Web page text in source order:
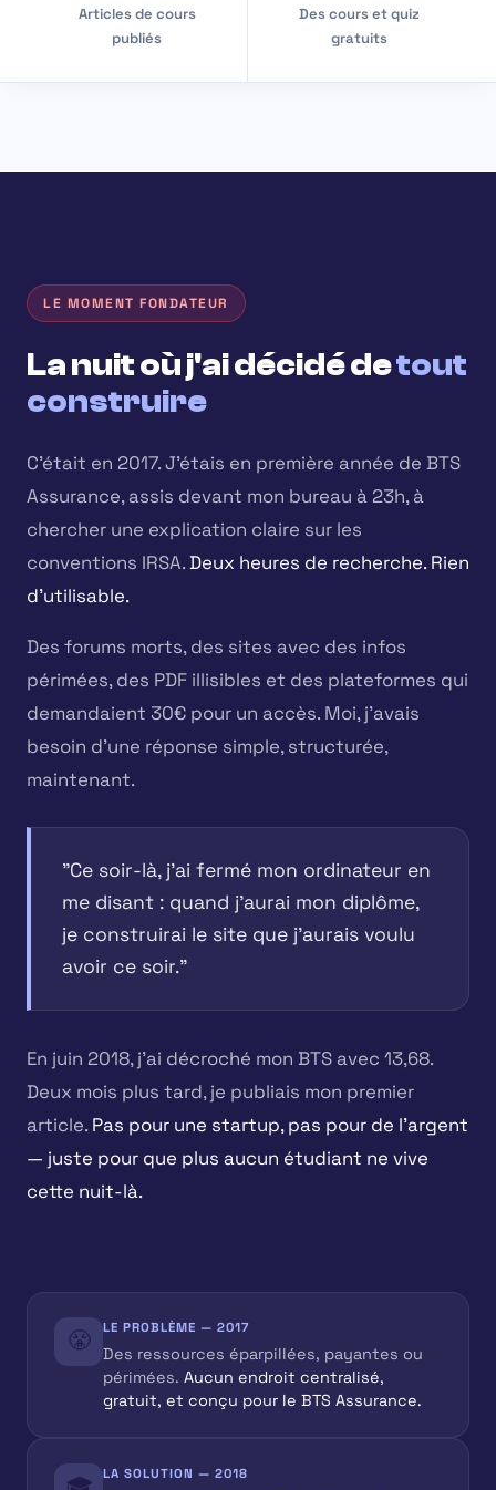
Articles de cours
publiés
Des cours et quiz
gratuits
LE MOMENT FONDATEUR
La nuit où j'ai décidé detout
construire
C'était en 2017. J'étais en première année de BTS
Assurance, assis devant mon bureau à 23h, à
chercher une explication claire sur les
conventions IRSA.Deux heures de recherche. Rien
d'utilisable.
Des forums morts, des sites avec des infos
périmées, des PDF illisibles et des plateformes qui
demandaient 30€ pour un accès. Moi, j'avais
besoin d'une réponse simple, structurée,
maintenant.
"Ce soir-là, j'ai fermé mon ordinateur en
me disant : quand j'aurai mon diplôme,
je construirai le site que j'aurais voulu
avoir ce soir."
En juin 2018, j'ai décroché mon BTS avec 13,68.
Deux mois plus tard, je publiais mon premier
article.Pas pour une startup, pas pour de l'argent
— juste pour que plus aucun étudiant ne vive
cette nuit-là.
😤 LE PROBLÈME — 2017
Des ressources éparpillées, payantes ou
périmées. Aucun endroit centralisé,
gratuit, et conçu pour le BTS Assurance.
LA SOLUTION — 2018